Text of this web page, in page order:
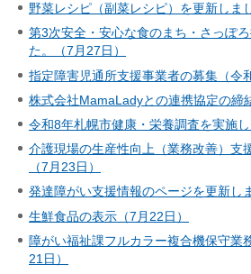
野菜レシピ（副菜レシピ）を更新しま
第3次安全・安心な食のまち・さっぽ
た。（7月27日）
指定障害児通所支援事業者の募集（令
株式会社MamaLadyとの連携協定の締
令和8年札幌市健康・栄養調査を実施し
介護現場の生産性向上（業務改善）支
（7月23日）
発達障がい支援情報のページを更新し
生鮮食品の表示（7月22日）
障がい福祉課フルカラー複合機保守業
21日）